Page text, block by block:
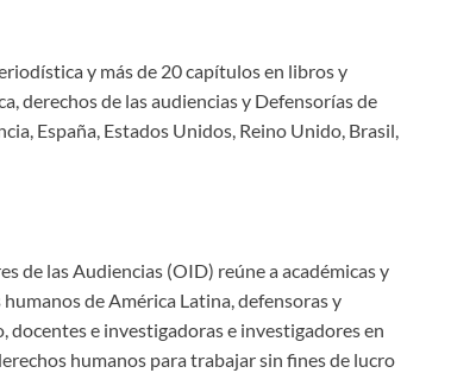
y más de 20 capítulos en libros y
derechos de las audiencias y Defensorías de
España, Estados Unidos, Reino Unido, Brasil,
de las Audiencias (OID) reúne a académicas y
de América Latina, defensoras y
docentes e investigadoras e investigadores en
humanos para trabajar sin fines de lucro